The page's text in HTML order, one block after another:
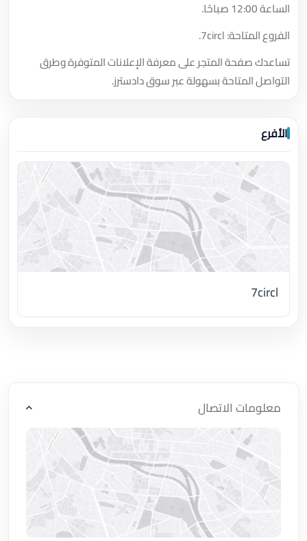
الساعة 12:00 صباحًا.
الفروع المتاحة: 7circl.
تساعدك صفحة المتجر على معرفة الإعلانات المتوفرة وطرق
التواصل المتاحة بسهولة عبر سوق دادسترز.
الأفرع
7circl
معلومات الاتصال